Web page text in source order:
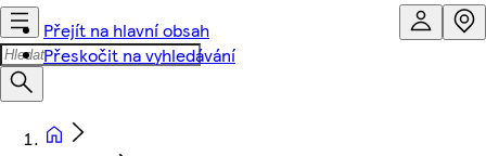
Přejít na hlavní obsah
Přeskočit na vyhledávání